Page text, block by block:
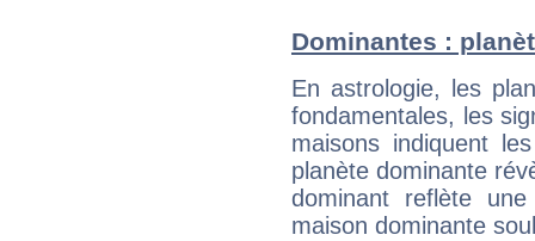
Dominantes :
En astrologie, les
fondamentales, les
maisons indiquent
planète dominante
dominant reflète
maison dominante